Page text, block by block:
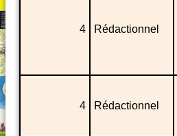
4 Rédactionnel
4 Rédactionnel